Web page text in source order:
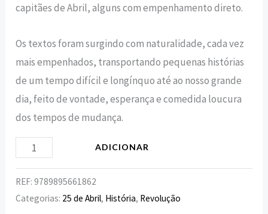
capitães de Abril, alguns com empenhamento direto.
Os textos foram surgindo com naturalidade, cada vez
mais empenhados, transportando pequenas histórias
de um tempo difícil e longínquo até ao nosso grande
dia, feito de vontade, esperança e comedida loucura
dos tempos de mudança.
ADICIONAR
REF:9789895661862
Categorias: 25 de Abril, História, Revolução